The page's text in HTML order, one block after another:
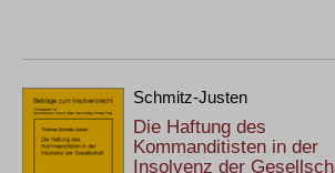
Schmitz-Justen
Die Haftung des
Kommanditisten in der
Insolvenz der